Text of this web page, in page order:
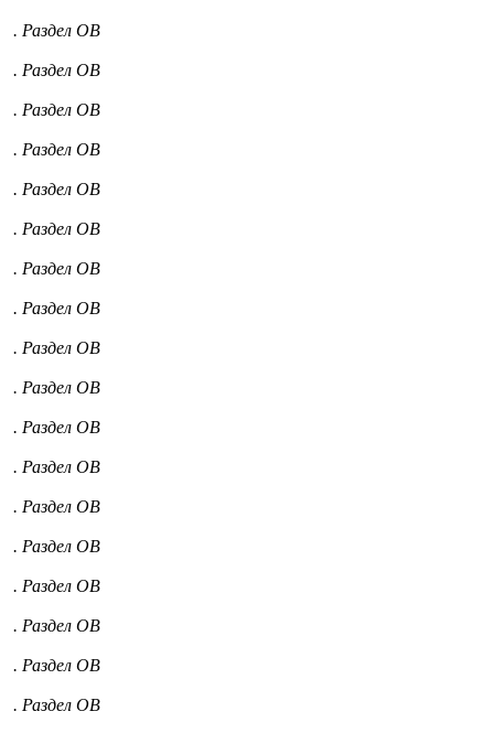
. Раздел ОВ
. Раздел ОВ
. Раздел ОВ
. Раздел ОВ
. Раздел ОВ
. Раздел ОВ
. Раздел ОВ
. Раздел ОВ
. Раздел ОВ
. Раздел ОВ
. Раздел ОВ
. Раздел ОВ
. Раздел ОВ
. Раздел ОВ
. Раздел ОВ
. Раздел ОВ
. Раздел ОВ
. Раздел ОВ